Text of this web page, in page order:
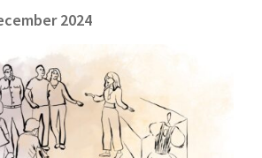
2024